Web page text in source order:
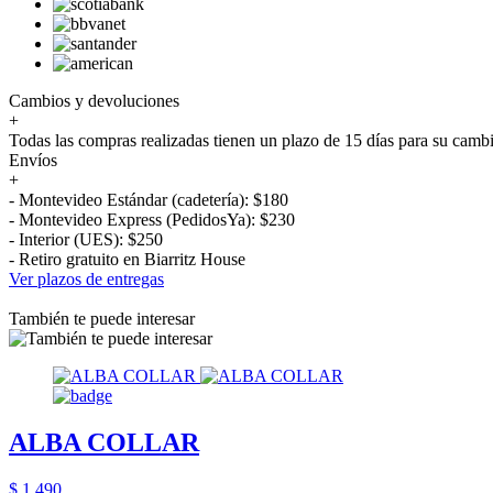
Cambios y devoluciones
+
Todas las compras realizadas tienen un plazo de 15 días para su
Envíos
+
- Montevideo Estándar (cadetería): $180
- Montevideo Express (PedidosYa): $230
- Interior (UES): $250
- Retiro gratuito en Biarritz House
Ver plazos de entregas
También te puede interesar
ALBA COLLAR
$ 1.490